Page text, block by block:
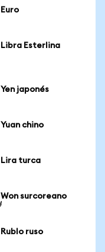
Esterlina
japonés
chino
Lira turca
surcoreano
ruso